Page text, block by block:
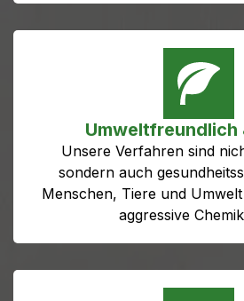
Umweltfreundlich
Unsere Verfahren sind
sondern auch
Menschen, Tiere und
aggressive